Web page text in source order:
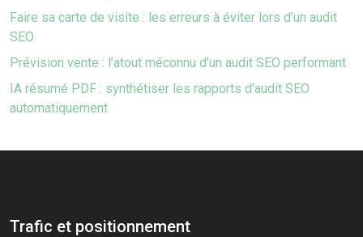
Faire sa carte de visite : les erreurs à éviter lors d’un audit
SEO
Prévision vente : l’atout méconnu d’un audit SEO performant
IA résumé PDF : synthétiser les rapports d’audit SEO
automatiquement
Trafic et positionnement